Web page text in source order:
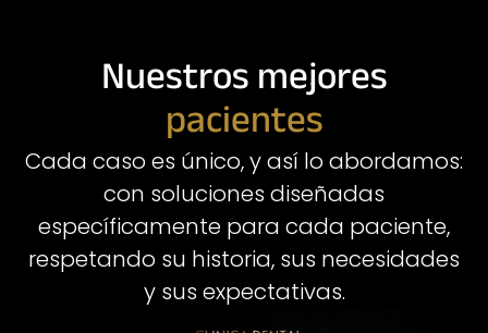
Nuestros mejores
pacientes
Cada caso es único, y así lo abordamos:
con soluciones diseñadas
específicamente para cada paciente,
respetando su historia, sus necesidades
y sus expectativas.